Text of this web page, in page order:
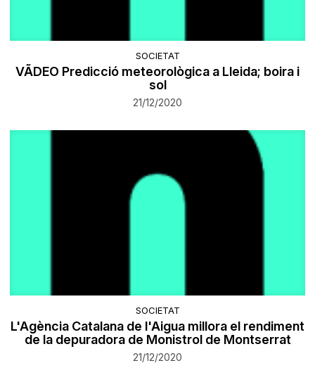
SOCIETAT
VÃDEO Predicció meteorològica a Lleida; boira i
sol
21/12/2020
SOCIETAT
L'Agència Catalana de l'Aigua millora el rendiment
de la depuradora de Monistrol de Montserrat
21/12/2020